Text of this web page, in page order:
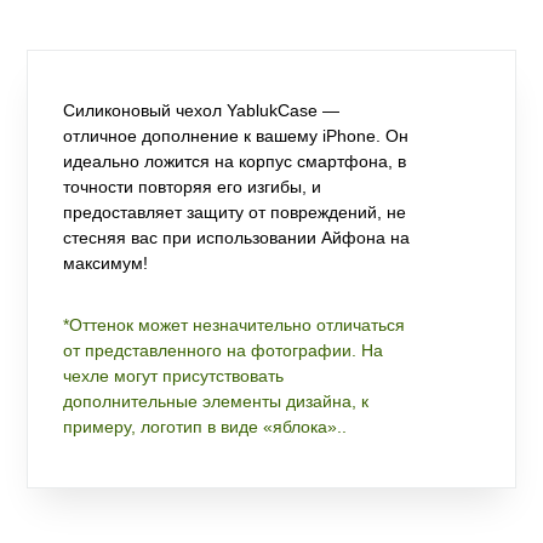
Силиконовый чехол YablukCase —
отличное дополнение к вашему iPhone. Он
идеально ложится на корпус смартфона, в
точности повторяя его изгибы, и
предоставляет защиту от повреждений, не
стесняя вас при использовании Айфона на
максимум!
*Оттенок может незначительно отличаться
от представленного на фотографии. На
чехле могут присутствовать
дополнительные элементы дизайна, к
примеру, логотип в виде «яблока»..